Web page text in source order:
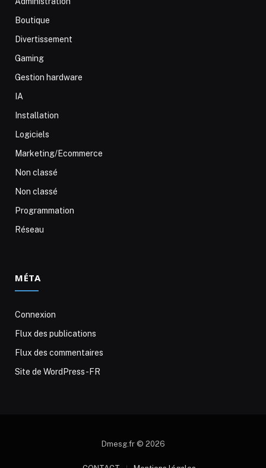
Boutique
Divertissement
Gaming
Gestion hardware
IA
Installation
Logiciels
Marketing/Ecommerce
Non classé
Non classé
Programmation
Réseau
MÉTA
Connexion
Flux des publications
Flux des commentaires
Site de WordPress-FR
Dmesg.fr © 2026